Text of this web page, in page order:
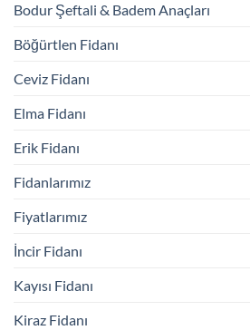
Bodur Şeftali & Badem Anaçları
Böğürtlen Fidanı
Ceviz Fidanı
Elma Fidanı
Erik Fidanı
Fidanlarımız
Fiyatlarımız
İncir Fidanı
Kayısı Fidanı
Kiraz Fidanı